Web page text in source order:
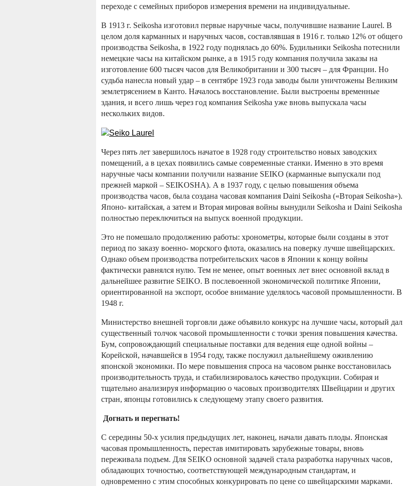
переходе с семейных приборов измерения времени на индивидуальные.
В 1913 г. Seikosha изготовил первые наручные часы, получившие название Laurel. В
целом доля карманных и наручных часов, составлявшая в 1916 г. только 12% от общего
производства Seikosha, в 1922 году поднялась до 60%. Будильники Seikosha потеснили
немецкие часы на китайском рынке, а в 1915 году компания получила заказы на
изготовление 600 тысяч часов для Великобритании и 300 тысяч – для Франции. Но
судьба нанесла новый удар – в сентябре 1923 года заводы были уничтожены Великим
землетрясением в Канто. Началось восстановление. Были выстроены временные
здания, и всего лишь через год компания Seikosha уже вновь выпускала часы
нескольких видов.
Через пять лет завершилось начатое в 1928 году строительство новых заводских
помещений, а в цехах появились самые современные станки. Именно в это время
наручные часы компании получили название SEIKO (карманные выпускали под
прежней маркой – SEIKOSHA). А в 1937 году, с целью повышения объема
производства часов, была создана часовая компания Daini Seikosha («Вторая Seikosha»).
Японо- китайская, а затем и Вторая мировая войны вынудили Seikosha и Daini Seikosha
полностью переключиться на выпуск военной продукции.
Это не помешало продолжению работы: хронометры, которые были созданы в этот
период по заказу военно- морского флота, оказались на поверку лучше швейцарских.
Однако объем производства потребительских часов в Японии к концу войны
фактически равнялся нулю. Тем не менее, опыт военных лет внес основной вклад в
дальнейшее развитие SEIKO. В послевоенной экономической политике Японии,
ориентированной на экспорт, особое внимание уделялось часовой промышленности. В
1948 г.
Министерство внешней торговли даже объявило конкурс на лучшие часы, который дал
существенный толчок часовой промышленности с точки зрения повышения качества.
Бум, сопровождающий специальные поставки для ведения еще одной войны –
Корейской, начавшейся в 1954 году, также послужил дальнейшему оживлению
японской экономики. По мере повышения спроса на часовом рынке восстановилась
производительность труда, и стабилизировалось качество продукции. Собирая и
тщательно анализируя информацию о часовых производителях Швейцарии и других
стран, японцы готовились к следующему этапу своего развития.
Догнать и перегнать!
С середины 50-х усилия предыдущих лет, наконец, начали давать плоды. Японская
часовая промышленность, перестав имитировать зарубежные товары, вновь
переживала подъем. Для SEIKO основной задачей стала разработка наручных часов,
обладающих точностью, соответствующей международным стандартам, и
одновременно с этим способных конкурировать по цене со швейцарскими марками.